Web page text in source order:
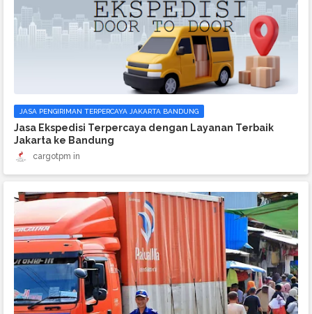
JASA PENGIRIMAN TERPERCAYA JAKARTA BANDUNG
Jasa Ekspedisi Terpercaya dengan Layanan Terbaik
Jakarta ke Bandung
cargotpm